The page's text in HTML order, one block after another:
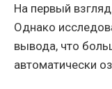
На первый
Однако
вывода, что
автоматически